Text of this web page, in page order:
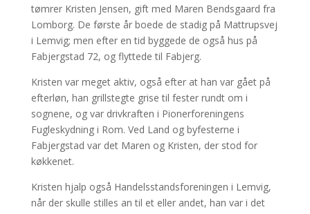
tømrer Kristen Jensen, gift med Maren Bendsgaard fra
Lomborg. De første år boede de stadig på Mattrupsvej
i Lemvig; men efter en tid byggede de også hus på
Fabjergstad 72, og flyttede til Fabjerg.
Kristen var meget aktiv, også efter at han var gået på
efterløn, han grillstegte grise til fester rundt om i
sognene, og var drivkraften i Pionerforeningens
Fugleskydning i Rom. Ved Land og byfesterne i
Fabjergstad var det Maren og Kristen, der stod for
køkkenet.
Kristen hjalp også Handelsstandsforeningen i Lemvig,
når der skulle stilles an til et eller andet, han var i det